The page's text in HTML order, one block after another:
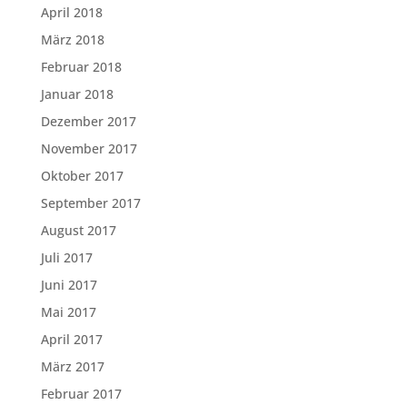
April 2018
März 2018
Februar 2018
Januar 2018
Dezember 2017
November 2017
Oktober 2017
September 2017
August 2017
Juli 2017
Juni 2017
Mai 2017
April 2017
März 2017
Februar 2017